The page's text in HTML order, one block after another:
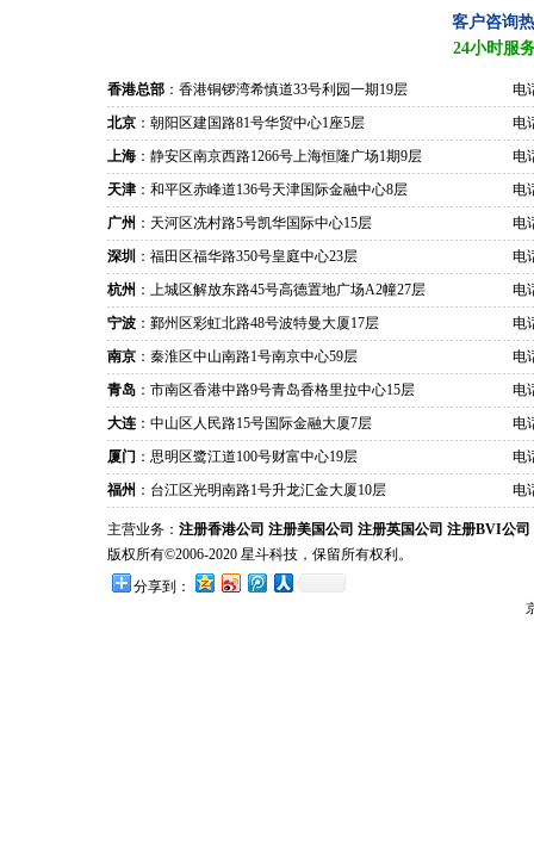
客户咨询
24小时服
香港总部 ：香港铜锣湾希慎道33号利园一期19层
电
北京 ：朝阳区建国路81号华贸中心1座5层
电
上海 ：静安区南京西路1266号上海恒隆广场1期9层
电
天津 ：和平区赤峰道136号天津国际金融中心8层
电
广州 ：天河区冼村路5号凯华国际中心15层
电
深圳 ：福田区福华路350号皇庭中心23层
电
杭州 ：上城区解放东路45号高德置地广场A2幢27层
电
宁波 ：鄞州区彩虹北路48号波特曼大厦17层
电
南京 ：秦淮区中山南路1号南京中心59层
电
青岛 ：市南区香港中路9号青岛香格里拉中心15层
电
大连 ：中山区人民路15号国际金融大厦7层
电
厦门 ：思明区鹭江道100号财富中心19层
电
福州 ：台江区光明南路1号升龙汇金大厦10层 电
主营业务： 注册香港公司 注册美国公司 注册英国公司 注册BVI公司
版权所有©2006-2020 星斗科技，保留所有权利。
分享到：